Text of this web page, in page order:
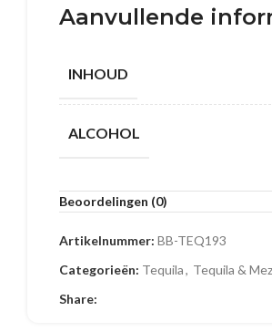
Aanvullende
INHOUD
ALCOHOL
Beoordelingen (0)
Artikelnummer: BB-TEQ193
Categorieën: Tequila, Tequila &
Share: